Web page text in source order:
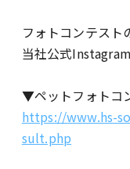
フォトコンテスト
当社公式
▼ペットフォトコ
https://www.hs-
sult.php